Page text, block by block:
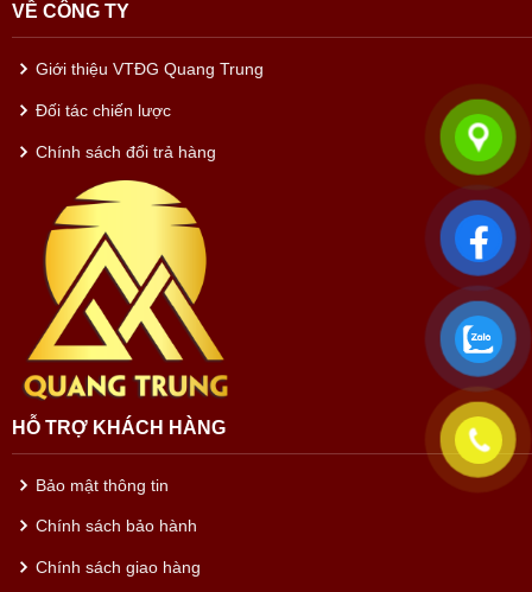
VỀ CÔNG TY
Giới thiệu VTĐG Quang Trung
Đối tác chiến lược
Chính sách đổi trả hàng
HỖ TRỢ KHÁCH HÀNG
Bảo mật thông tin
Chính sách bảo hành
Chính sách giao hàng